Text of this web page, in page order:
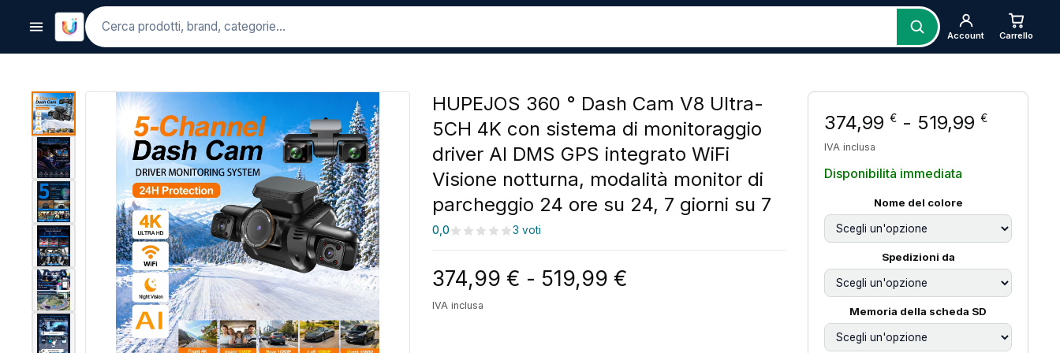
Cerca
Account Carrello
HUPEJOS 360 ° Dash Cam V8 Ultra-
5CH 4K con sistema di monitoraggio
driver AI DMS GPS integrato WiFi
Visione notturna, modalità monitor di
parcheggio 24 ore su 24, 7 giorni su 7
0,0 3 voti
374,99 € - 519,99 € Fascia di prezzo: da 374,99 € a 519,99 €
IVA inclusa
374,99 € - 519,99 €Fascia
IVA inclusa
Disponibilità immediata
Nome del colore
Spedizioni da
Memoria della scheda SD